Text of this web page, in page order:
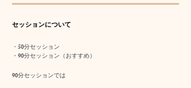
セッションについて
・50分セッション
・90分セッション（おすすめ）
90分セッションでは